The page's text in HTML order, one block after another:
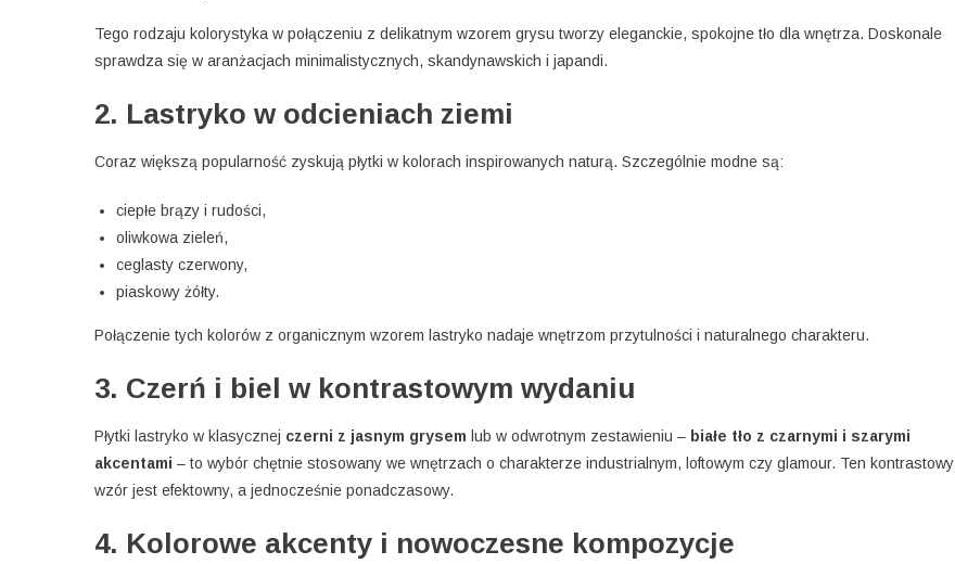
Tego rodzaju kolorystyka w połączeniu z delikatnym wzorem grysu tworzy eleganckie, spokojne tło dla wnętrza. Doskonale
sprawdza się w aranżacjach minimalistycznych, skandynawskich i japandi.
2. Lastryko w odcieniach ziemi
Coraz większą popularność zyskują płytki w kolorach inspirowanych naturą. Szczególnie modne są:
ciepłe brązy i rudości,
oliwkowa zieleń,
ceglasty czerwony,
piaskowy żółty.
Połączenie tych kolorów z organicznym wzorem lastryko nadaje wnętrzom przytulności i naturalnego charakteru.
3. Czerń i biel w kontrastowym wydaniu
Płytki lastryko w klasycznej czerni z jasnym grysem lub w odwrotnym zestawieniu – białe tło z czarnymi i szarymi
akcentami – to wybór chętnie stosowany we wnętrzach o charakterze industrialnym, loftowym czy glamour. Ten kontrastowy
wzór jest efektowny, a jednocześnie ponadczasowy.
4. Kolorowe akcenty i nowoczesne kompozycje